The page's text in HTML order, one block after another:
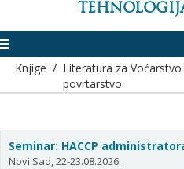
Knjige / Literatura za Voćarstvo
povrtarstvo
Seminar: HACCP
Novi Sad, 22-23.08.2026.